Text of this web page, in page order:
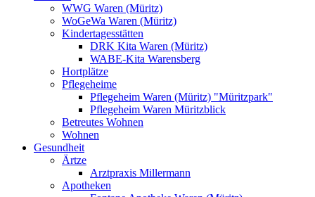
WWG Waren (Müritz)
WoGeWa Waren (Müritz)
Kindertagesstätten
DRK Kita Waren (Müritz)
WABE-Kita Warensberg
Hortplätze
Pflegeheime
Pflegeheim Waren (Müritz) "Müritzpark"
Pflegeheim Waren Müritzblick
Betreutes Wohnen
Wohnen
Gesundheit
Ärtze
Arztpraxis Millermann
Apotheken